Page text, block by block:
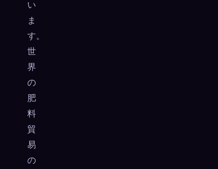
い
ま
す。
世
界
の
肥
料
貿
易
の